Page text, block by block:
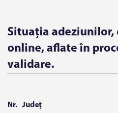
Situația adeziunilor,
online, aflate în
validare.
Nr. Județ